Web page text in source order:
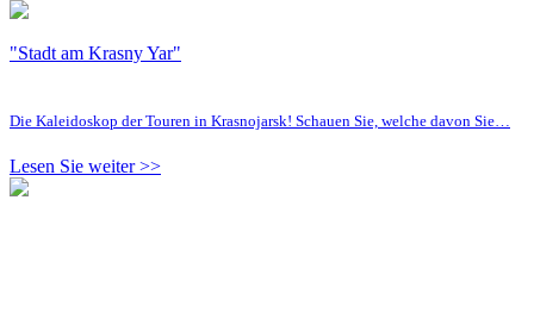
"Stadt am Krasny Yar"
Die Kaleidoskop der Touren in Krasnojarsk! Schauen Sie, welche davon Sie…
Lesen Sie weiter >>